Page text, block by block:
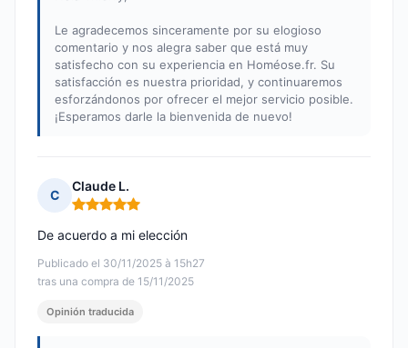
Le agradecemos sinceramente por su elogioso
comentario y nos alegra saber que está muy
satisfecho con su experiencia en Homéose.fr. Su
satisfacción es nuestra prioridad, y continuaremos
esforzándonos por ofrecer el mejor servicio posible.
¡Esperamos darle la bienvenida de nuevo!
C
Claude L.
Nota: 5 de 5
Publicado el 30/11/2025 à 15h27
tras una compra de 15/11/2025
De acuerdo a mi elección
Opinión traducida